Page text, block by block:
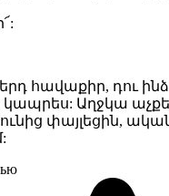
հավաքիր, դու
կապրես: Աղջկա
փայլեցին,